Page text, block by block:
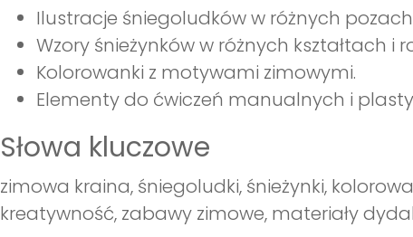
Ilustracje śniegoludków w różnych
Wzory śnieżynków w różnych kształtach i
Kolorowanki z motywami zimowymi.
Elementy do ćwiczeń manualnych i
Słowa kluczowe
zimowa kraina, śniegoludki, śnieżynki,
kreatywność, zabawy zimowe, materiały